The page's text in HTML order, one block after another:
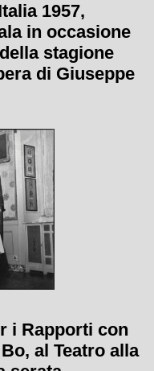
1957,
in occasione
stagione
di Giuseppe
con la regia di
i Rapporti con
al Teatro alla